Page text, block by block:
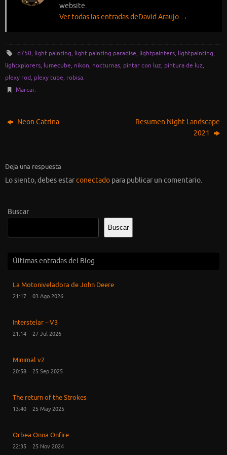
website.
Ver todas las entradas deDavid Araujo →
d750, light painting, light painting paradise, lightpainters, lightpainting,
lightxplorers, lumecube, nikon, nocturnas, pintar con luz, pintura de luz,
plexy rod, plexy tube, robisa.
Marcar.
Neon Catrina
Resumen Night Landscape
2021
Deja una respuesta
Lo siento, debes estarconectado para publicar un comentario.
Buscar
Buscar
Últimas entradas del Blog
La Motoniveladora de John Deere
21:17 03 Ago 2026
Interstelar – V3
21:14 27 Jul 2026
Minimal v2
20:58 25 Sep 2025
The return of the Strokes
13:40 25 May 2025
Orbea Onna Onfire
22:35 25 Nov 2024